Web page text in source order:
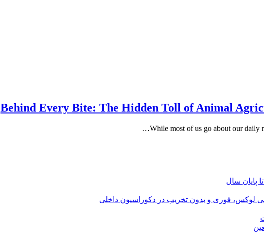
Behind Every Bite: The Hidden Toll of Animal
While most of us go about our daily
لوکس، فوری و بدون تخریب در دکوراسیون داخلی